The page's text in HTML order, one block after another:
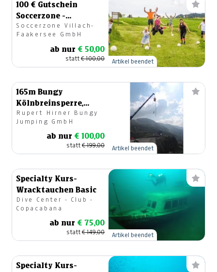
100 € Gutschein
Soccerzone -
Fußballgolf in
Kärnten
Soccerzone Villach-
Faakersee GmbH
ab nur € 50,00
statt€ 100,00 Artikel beendet
165m Bungy
Kölnbreinsperre,
Maltatal
Rupert Hirner Bungy
Jumping GmbH
ab nur € 100,00
statt€ 199,00 Artikel beendet
Specialty Kurs-
Wracktauchen Basic
Dive Center - Club -
Copacabana
ab nur € 75,00
statt€ 149,00 Artikel beendet
Specialty Kurs-